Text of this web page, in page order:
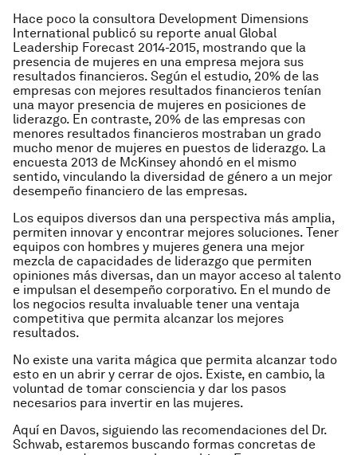
Hace poco la consultora Development Dimensions
International publicó su reporte anual Global
Leadership Forecast 2014-2015, mostrando que la
presencia de mujeres en una empresa mejora sus
resultados financieros. Según el estudio, 20% de las
empresas con mejores resultados financieros tenían
una mayor presencia de mujeres en posiciones de
liderazgo. En contraste, 20% de las empresas con
menores resultados financieros mostraban un grado
mucho menor de mujeres en puestos de liderazgo. La
encuesta 2013 de McKinsey ahondó en el mismo
sentido, vinculando la diversidad de género a un mejor
desempeño financiero de las empresas.
Los equipos diversos dan una perspectiva más amplia,
permiten innovar y encontrar mejores soluciones. Tener
equipos con hombres y mujeres genera una mejor
mezcla de capacidades de liderazgo que permiten
opiniones más diversas, dan un mayor acceso al talento
e impulsan el desempeño corporativo. En el mundo de
los negocios resulta invaluable tener una ventaja
competitiva que permita alcanzar los mejores
resultados.
No existe una varita mágica que permita alcanzar todo
esto en un abrir y cerrar de ojos. Existe, en cambio, la
voluntad de tomar consciencia y dar los pasos
necesarios para invertir en las mujeres.
Aquí en Davos, siguiendo las recomendaciones del Dr.
Schwab, estaremos buscando formas concretas de